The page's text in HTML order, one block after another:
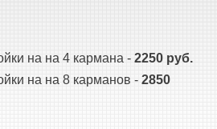
на на 4 кармана - 2250 руб.
на на 8 карманов - 2850